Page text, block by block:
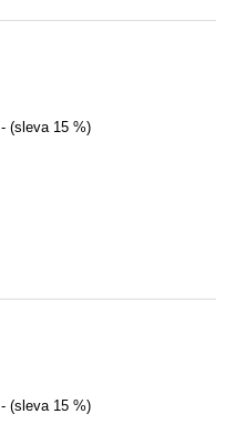
- (sleva 15 %)
- (sleva 15 %)